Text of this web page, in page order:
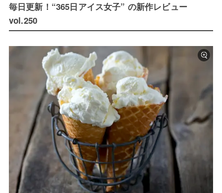
毎日更新！“365日アイス女子” の新作レビュー
vol.250